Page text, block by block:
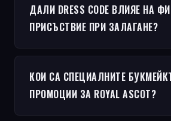
ДАЛИ DRESS CODE ВЛИЯЕ НА
ПРИСЪСТВИЕ ПРИ ЗАЛАГАНЕ?
КОИ СА СПЕЦИАЛНИТЕ
ПРОМОЦИИ ЗА ROYAL ASCOT?